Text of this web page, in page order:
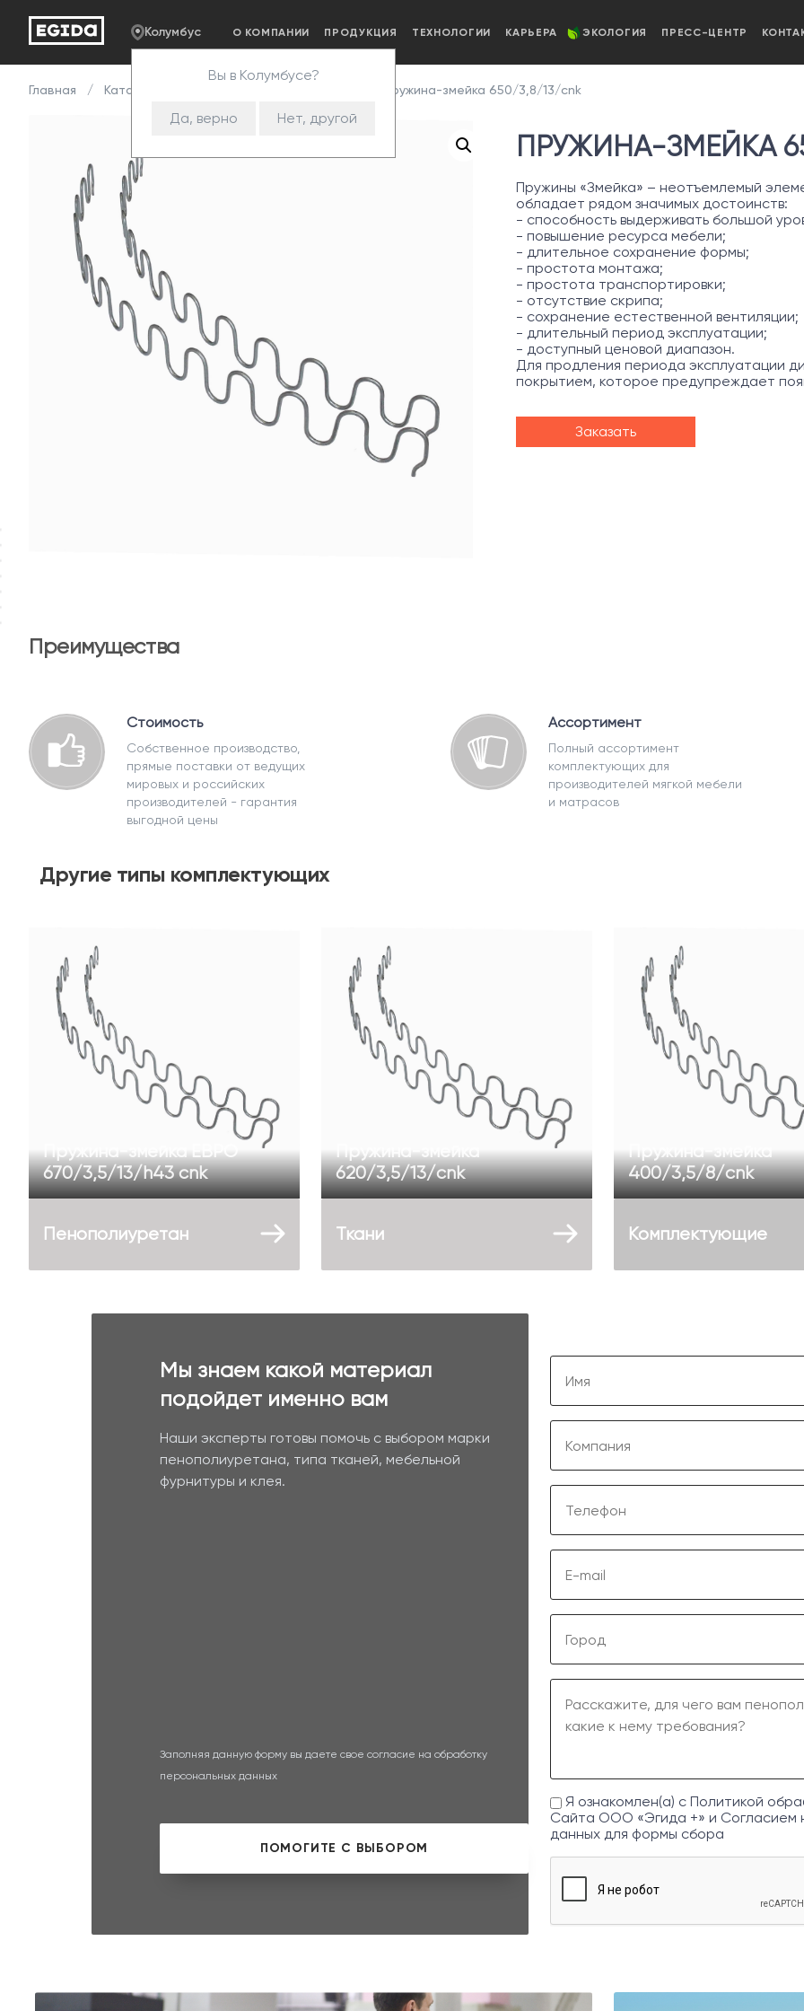
Колумбус
Вы в Колумбусе?
Да, верно Нет, другой
О КОМПАНИИ ПРОДУКЦИЯ ТЕХНОЛОГИИ КАРЬЕРА ЭКОЛОГИЯ ПРЕСС-ЦЕНТР
Главная Каталог Пружина-змейка 650/3,8/13/cnk
ПРУЖИНА-ЗМЕЙКА
Пружины «Змейка» – неотъемлемый
обладает рядом значимых достоинств:
- способность выдерживать большой
- повышение ресурса мебели;
- длительное сохранение формы;
- простота монтажа;
- простота транспортировки;
- отсутствие скрипа;
- сохранение естественной вентиляции;
- длительный период эксплуатации;
- доступный ценовой диапазон.
Для продления периода эксплуатации
покрытием, которое предупреждает
Заказать
Преимущества
Стоимость
Собственное производство,
прямые поставки от ведущих
мировых и российских
производителей - гарантия
выгодной цены
Ассортимент
Полный ассортимент
комплектующих для
производителей мягкой мебели
и матрасов
Другие типы комплектующих
Пружина-змейка ЕВРО
670/3,5/13/h43 cnk
Пружина-змейка
620/3,5/13/cnk
Пружина-змейка
400/3,5/8/cnk
Пенополиуретан Ткани Комплектующие
Мы знаем какой материал
подойдет именно вам
Наши эксперты готовы помочь с выбором марки
пенополиуретана, типа тканей, мебельной
фурнитуры и клея.
Заполняя данную форму вы даете свое согласие на обработку
персональных данных
Я ознакомлен(а) с Политикой
Сайта ООО «Эгида +» и Согласием
данных для формы сбора